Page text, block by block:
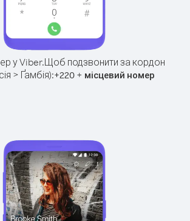
у Viber.Щоб подзвонити за кордон
> Ґамбія):+220+ місцевий номер